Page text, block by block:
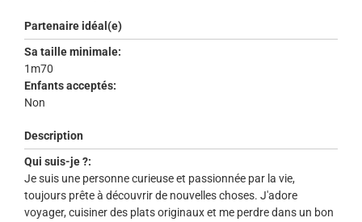
Partenaire idéal(e)
Sa taille minimale:
1m70
Enfants acceptés:
Non
Description
Qui suis-je ?:
Je suis une personne curieuse et passionnée par la vie,
toujours prête à découvrir de nouvelles choses. J'adore
voyager, cuisiner des plats originaux et me perdre dans un bon